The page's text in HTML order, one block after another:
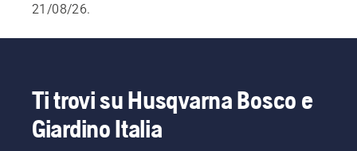
21/08/26.
Ti trovi su Husqvarna Bosco e
Giardino Italia